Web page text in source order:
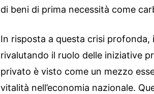
di beni di prima necessità come
In risposta a questa crisi profonda,
rivalutando il ruolo delle iniziative
privato è visto come un mezzo
vitalità nell’economia nazionale.